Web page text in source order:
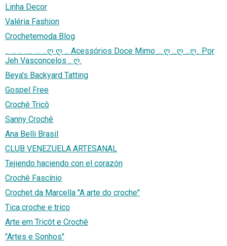
Linha Decor
Valéria Fashion
Crochetemoda Blog
... ... ... ..... .... ...ღ ღ ... Acessórios Doce Mimo ... ღ ...ღ ...ღ.. Por
Jeh Vasconcelos .. ღ.
Beya's Backyard Tatting
Gospel Free
Crochê Tricô
Sanny Crochê
Ana Belli Brasil
CLUB VENEZUELA ARTESANAL
Tejiendo haciendo con el corazón
Crochê Fascínio
Crochet da Marcella ''A arte do croche''
Tica croche e trico
Arte em Tricôt e Crochê
"Artes e Sonhos"